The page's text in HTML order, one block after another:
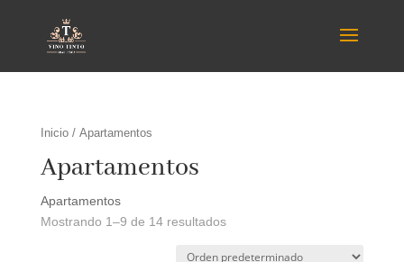
Inicio/ Apartamentos
Apartamentos
Apartamentos
Mostrando 1–9 de 14 resultados